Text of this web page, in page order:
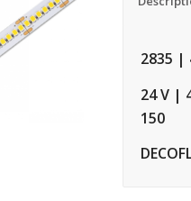
2835 |
24 V |
150